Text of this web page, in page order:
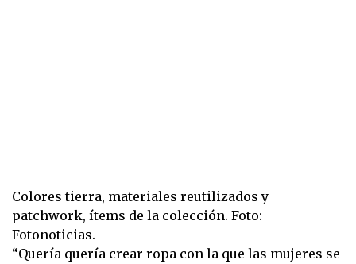
Colores tierra, materiales reutilizados y
patchwork, ítems de la colección. Foto:
Fotonoticias.
“Quería quería crear ropa con la que las mujeres se